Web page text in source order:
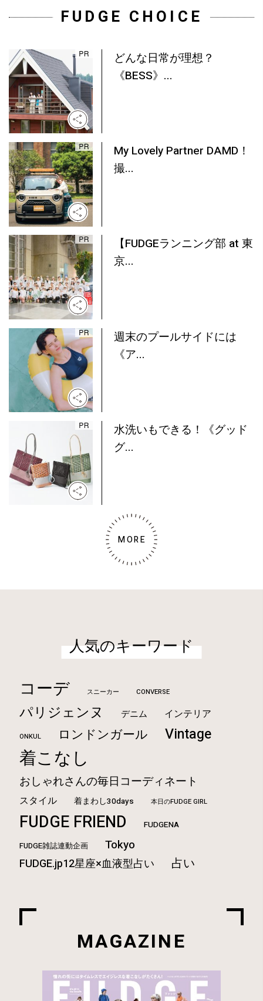
FUDGE CHOICE
どんな日常が理想？
《BESS》...
My Lovely Partner DAMD！
撮...
【FUDGEランニング部 at 東
京...
週末のプールサイドには
《ア...
水洗いもできる！《グッド
グ...
MORE
人気のキーワード
コーデ スニーカー CONVERSE
パリジェンヌ デニム インテリア
ONKUL ロンドンガール Vintage
着こなし
おしゃれさんの毎日コーディネート
スタイル 着まわし30days 本日のFUDGE GIRL
FUDGE FRIEND FUDGENA
FUDGE雑誌連動企画 Tokyo
FUDGE.jp12星座×血液型占い 占い
MAGAZINE